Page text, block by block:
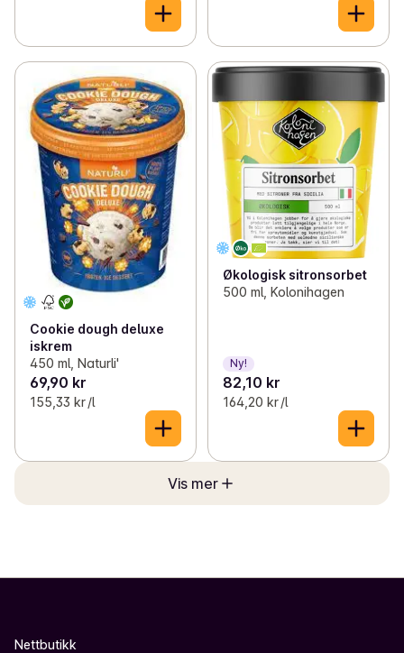
Cookie dough deluxe
iskrem
450 ml, Naturli'
69,90 kr
155,33 kr /l
Økologisk sitronsorbet
500 ml, Kolonihagen
Ny!
82,10 kr
164,20 kr /l
Vis mer
Nettbutikk